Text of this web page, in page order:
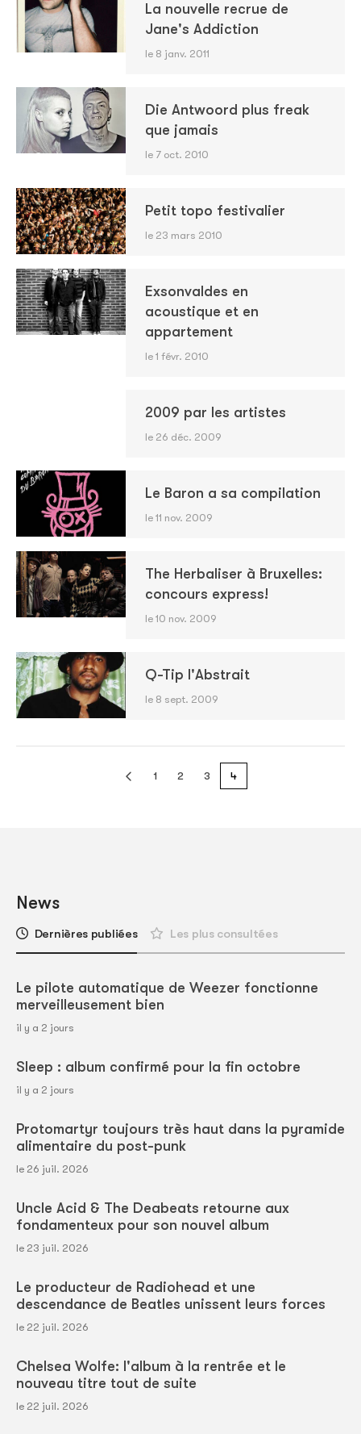
La nouvelle recrue de
Jane's Addiction
le 8 janv. 2011
Die Antwoord plus freak
que jamais
le 7 oct. 2010
Petit topo festivalier
le 23 mars 2010
Exsonvaldes en
acoustique et en
appartement
le 1 févr. 2010
2009 par les artistes
le 26 déc. 2009
Le Baron a sa compilation
le 11 nov. 2009
The Herbaliser à Bruxelles:
concours express!
le 10 nov. 2009
Q-Tip l'Abstrait
le 8 sept. 2009
1 2 3 4
News
Dernières publiées Les plus consultées
Le pilote automatique de Weezer fonctionne
merveilleusement bien
il y a 2 jours
Sleep : album confirmé pour la fin octobre
il y a 2 jours
Protomartyr toujours très haut dans la pyramide
alimentaire du post-punk
le 26 juil. 2026
Uncle Acid & The Deabeats retourne aux
fondamenteux pour son nouvel album
le 23 juil. 2026
Le producteur de Radiohead et une
descendance de Beatles unissent leurs forces
le 22 juil. 2026
Chelsea Wolfe: l'album à la rentrée et le
nouveau titre tout de suite
le 22 juil. 2026